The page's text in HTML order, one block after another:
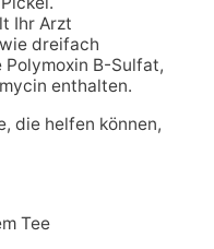
Ihr Arzt
dreifach
B-Sulfat,
enthalten.
die helfen können,
Tee